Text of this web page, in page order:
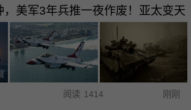
，美军3年兵推一夜作废！亚太变天
阅读 1414 刚刚